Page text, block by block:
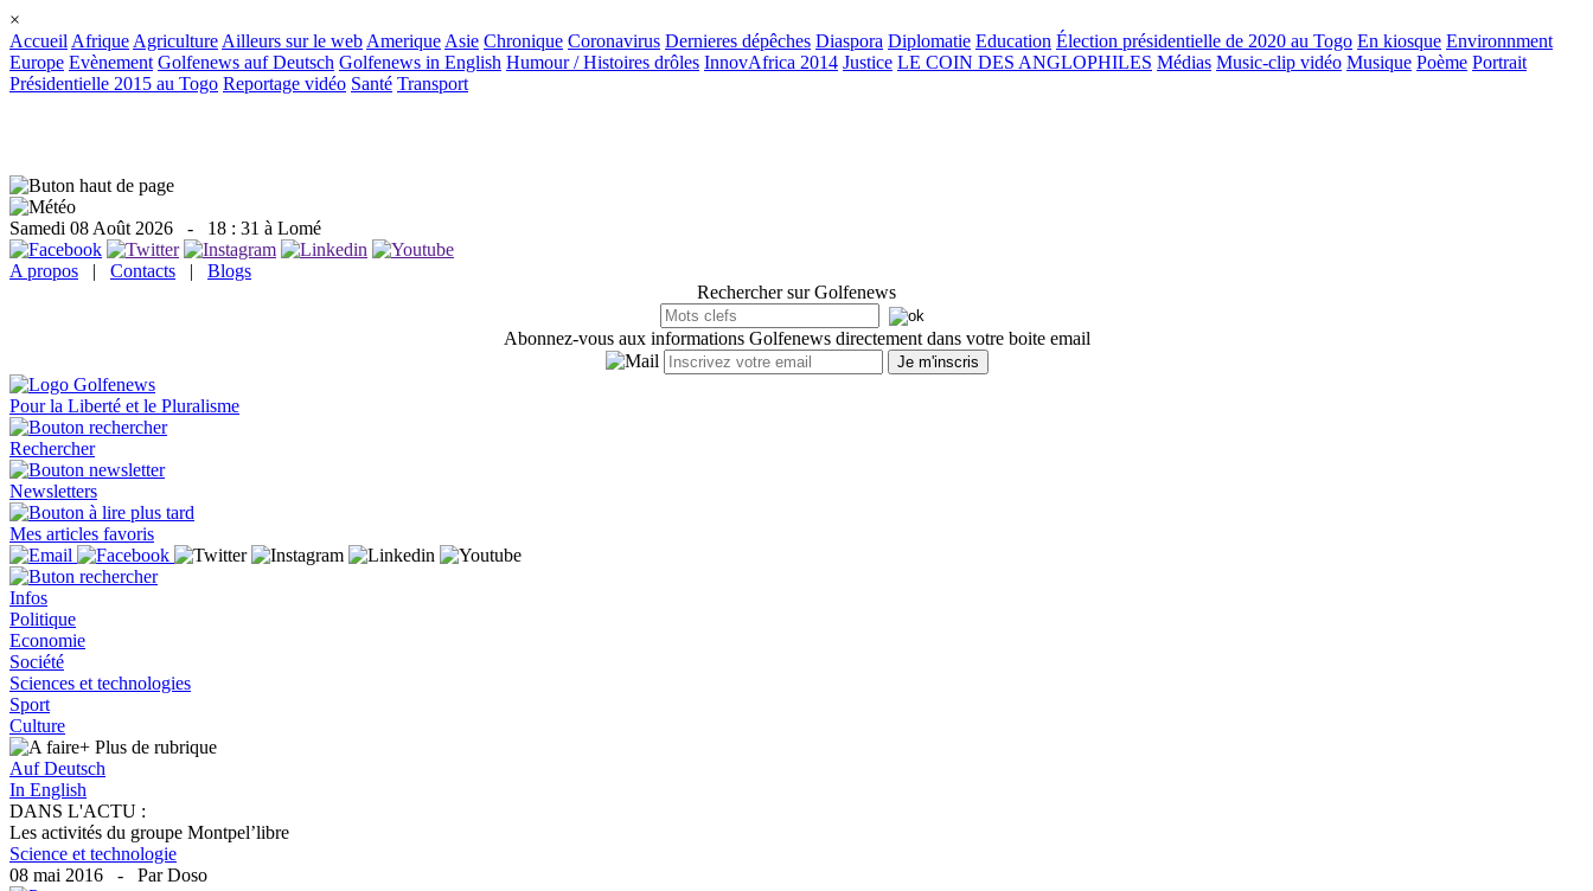
×
Accueil Afrique Agriculture Ailleurs sur le web Amerique Asie Chronique Coronavirus Dernieres dépêches Diaspora Diplomatie Education Élection présidentielle de 2020 au Togo En kiosque Environnment
Europe Evènement Golfenews auf Deutsch Golfenews in English Humour / Histoires drôles InnovAfrica 2014 Justice LE COIN DES ANGLOPHILES Médias Music-clip vidéo Musique Poème Portrait
Présidentielle 2015 au Togo Reportage vidéo Santé Transport
Samedi 08 Août 2026 - 18 : 31 à Lomé
A propos | Contacts | Blogs
Rechercher sur Golfenews
Abonnez-vous aux informations Golfenews directement dans votre boite email
Pour la Liberté et le Pluralisme
Rechercher
Newsletters
Mes articles favoris
Infos
Politique
Economie
Société
Sciences et technologies
Sport
Culture
+ Plus de rubrique
Auf Deutsch
In English
DANS L'ACTU :
Les activités du groupe Montpel’libre
Science et technologie
08 mai 2016 - Par Doso